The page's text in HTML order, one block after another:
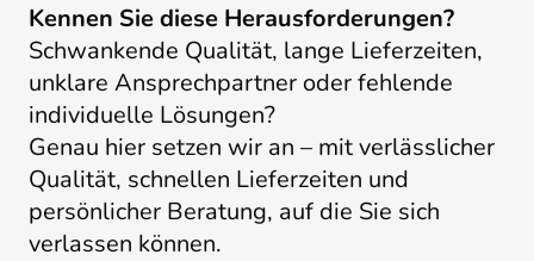
Kennen Sie diese Herausforderungen?
Schwankende Qualität, lange Lieferzeiten,
unklare Ansprechpartner oder fehlende
individuelle Lösungen?
Genau hier setzen wir an – mit verlässlicher
Qualität, schnellen Lieferzeiten und
persönlicher Beratung, auf die Sie sich
verlassen können.